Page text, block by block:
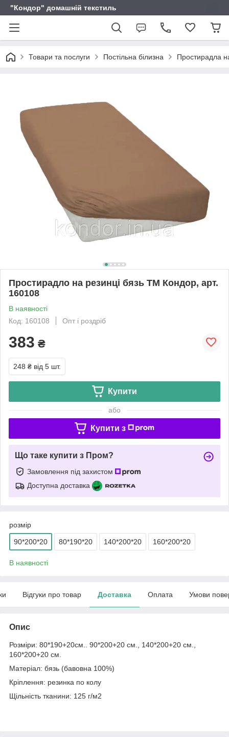
"Кондор" домашній текстиль
Товари та послуги Постільна білизна Простирадла
Простирадло на резинці бязь ТМ Кондор, арт.
160108
В наявності
Код: 160108
Опт і роздріб
383 ₴
248 ₴ від 5 шт.
Купити
або
Купити з
Що таке купити з Пром?
Замовлення під захистом
Доступна доставка
розмір
90*200*20 80*190*20 140*200*20 160*200*20
В наявності
Відгуки про товар Доставка Оплата Умови
Опис
Розміри: 80*190+20см.. 90*200+20 см., 140*200+20 см.,
160*200+20 см.
Матеріал: бязь (бавовна 100%)
Кріплення: резинка по колу
Щільність тканини: 125 г/м2